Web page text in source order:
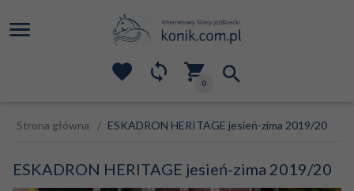
0
Strona główna ESKADRON HERITAGE jesień-zima 2019/20
ESKADRON HERITAGE jesień-zima 2019/20